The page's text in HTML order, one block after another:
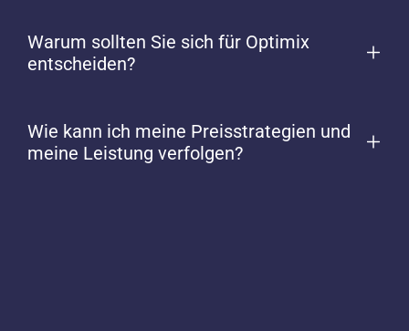
Warum sollten Sie sich für Optimix
entscheiden?
Wie kann ich meine Preisstrategien und
meine Leistung verfolgen?